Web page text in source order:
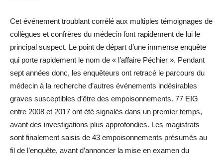
Cet événement troublant corrélé aux multiples témoignages de
collègues et confrères du médecin font rapidement de lui le
principal suspect. Le point de départ d’une immense enquête
qui porte rapidement le nom de « l’affaire Péchier ». Pendant
sept années donc, les enquêteurs ont retracé le parcours du
médecin à la recherche d’autres événements indésirables
graves susceptibles d’être des empoisonnements. 77 EIG
entre 2008 et 2017 ont été signalés dans un premier temps,
avant des investigations plus approfondies. Les magistrats
sont finalement saisis de 43 empoisonnements présumés au
fil de l’enquête, avant d’annoncer la mise en examen du